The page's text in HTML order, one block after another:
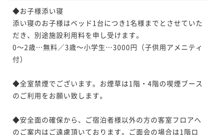
◆お子様添い寝
添い寝のお子様はベッド1台につき1名様までとさせていた
だき、別途施設利用料を申し受けます。
0～2歳…無料／3歳～小学生…3000円（子供用アメニティ
付）
◆全室禁煙でございます。お煙草は1階・4階の喫煙ブース
のご利用をお願い致します。
◆安全面の確保から、ご宿泊者様以外の方の客室フロアへ
のご案内はご遠慮頂いております。ご面会の場合は1階ロ